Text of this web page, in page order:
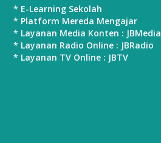
* E-Learning Sekolah
* Platform Mereda Mengajar
* Layanan Media Konten : JBMedia
* Layanan Radio Online : JBRadio
* Layanan TV Online : JBTV